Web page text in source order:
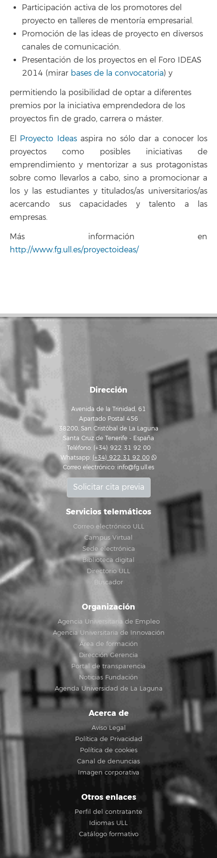
Participación activa de los promotores del
proyecto en talleres de mentoría empresarial.
Promoción de las ideas de proyecto en diversos
canales de comunicación.
Presentación de los proyectos en el Foro IDEAS
2014 (mirar bases de la convocatoria) y
permitiendo la posibilidad de optar a diferentes
premios por la iniciativa emprendedora de los
proyectos fin de grado, carrera o máster.
El Proyecto Ideasaspira no sólo dar a conocer los
proyectos como posibles iniciativas de
emprendimiento y mentorizar a sus protagonistas
sobre como llevarlos a cabo, sino a promocionar a
los y las estudiantes y titulados/as universitarios/as
acercando sus capacidades y talento a las
empresas.
Más información en
http://www.fg.ull.es/proyectoideas/
Dirección
Avenida de la Trinidad, 61
Apartado Postal 456
38200, San Cristóbal de La Laguna
Santa Cruz de Tenerife - España
Teléfono: (+34) 922 31 92 00
Whatsapp: (+34) 922 31 92 00
Correo electrónico: info@fg.ull.es
Solicitar cita previa
Servicios telemáticos
Correo electrónico ULL
Campus Virtual
Sede electrónica
Biblioteca digital
Directorio ULL
Buscador
Organización
Agencia Universitaria de Empleo
Agencia Universitaria de Innovación
Área de formación
Dirección Gerencia
Portal de transparencia
Noticias Fundación
Agenda Universidad de La Laguna
Acerca de
Aviso Legal
Política de Privacidad
Política de cookies
Canal de denuncias
Imagen corporativa
Otros enlaces
Perfil del contratante
Idiomas ULL
Catálogo formativo